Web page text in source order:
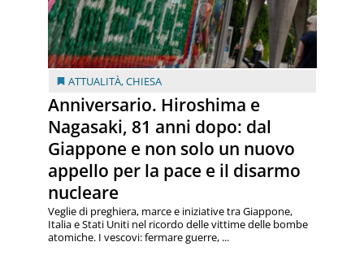
ATTUALITÀ,CHIESA
Anniversario. Hiroshima e
Nagasaki, 81 anni dopo: dal
Giappone e non solo un nuovo
appello per la pace e il disarmo
nucleare
Veglie di preghiera, marce e iniziative tra Giappone,
Italia e Stati Uniti nel ricordo delle vittime delle bombe
atomiche. I vescovi: fermare guerre, ...